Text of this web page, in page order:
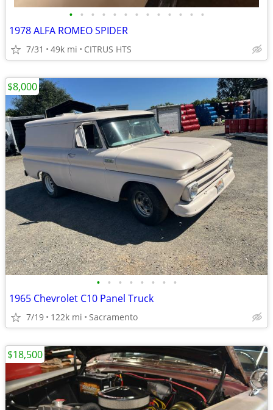
• • • • • • • • • • • • •
1978 ALFA ROMEO SPIDER
7/31 49k mi CITRUS HTS
• • • • • • • •
1965 Chevrolet C10 Panel Truck
7/19 122k mi Sacramento
$8,000
$18,500